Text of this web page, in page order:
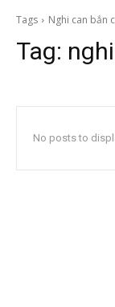
Tags Nghi can bắn
Tag:
No posts to